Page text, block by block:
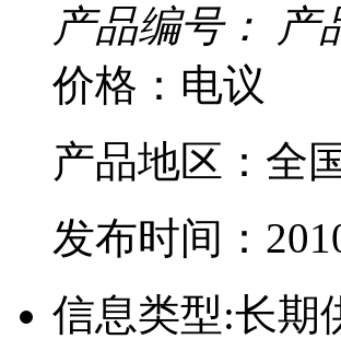
产品编号：
产
价格：电议
产品地区：全
发布时间：
信息类型:长期